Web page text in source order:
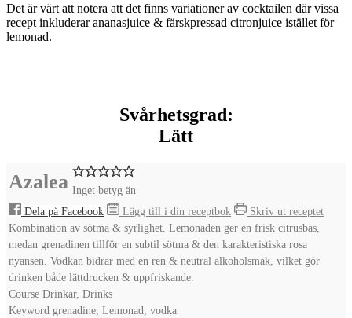
Det är värt att notera att det finns variationer av cocktailen där vissa
recept inkluderar ananasjuice & färskpressad citronjuice istället för
lemonad.
Svårhetsgrad:
Lätt
Azalea Inget betyg än
Dela på Facebook
Lägg till i din receptbok
Skriv ut receptet
Kombination av sötma & syrlighet. Lemonaden ger en frisk citrusbas,
medan grenadinen tillför en subtil sötma & den karakteristiska rosa
nyansen. Vodkan bidrar med en ren & neutral alkoholsmak, vilket gör
drinken både lättdrucken & uppfriskande.
Course Drinkar, Drinks
Keyword grenadine, Lemonad, vodka